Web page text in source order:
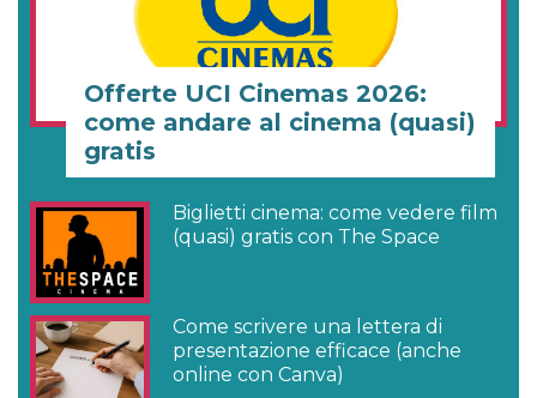
Offerte UCI Cinemas 2026:
come andare al cinema (quasi)
gratis
Biglietti cinema: come vedere film
(quasi) gratis con The Space
Come scrivere una lettera di
presentazione efficace (anche
online con Canva)